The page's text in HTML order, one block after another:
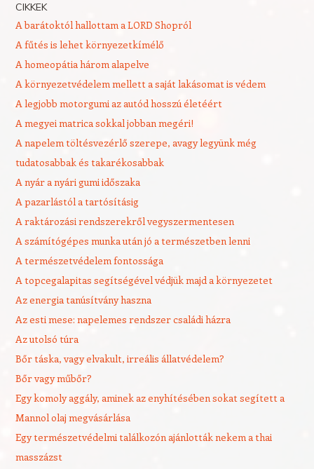
CIKKEK
A barátoktól hallottam a LORD Shopról
A fűtés is lehet környezetkímélő
A homeopátia három alapelve
A környezetvédelem mellett a saját lakásomat is védem
A legjobb motorgumi az autód hosszú életéért
A megyei matrica sokkal jobban megéri!
A napelem töltésvezérlő szerepe, avagy legyünk még
tudatosabbak és takarékosabbak
A nyár a nyári gumi időszaka
A pazarlástól a tartósításig
A raktározási rendszerekről vegyszermentesen
A számítógépes munka után jó a természetben lenni
A természetvédelem fontossága
A topcegalapitas segítségével védjük majd a környezetet
Az energia tanúsítvány haszna
Az esti mese: napelemes rendszer családi házra
Az utolsó túra
Bőr táska, vagy elvakult, irreális állatvédelem?
Bőr vagy műbőr?
Egy komoly aggály, aminek az enyhítésében sokat segített a
Mannol olaj megvásárlása
Egy természetvédelmi találkozón ajánlották nekem a thai
masszázst